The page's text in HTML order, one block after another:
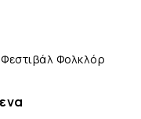
Φολκλόρ